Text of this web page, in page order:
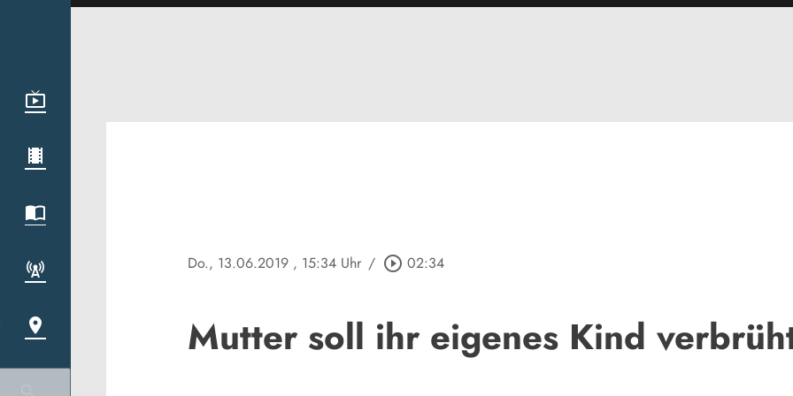
Do., 13.06.2019 , 15:34 Uhr / play_circle_outline 02:34
Mutter soll ihr eigenes Kind